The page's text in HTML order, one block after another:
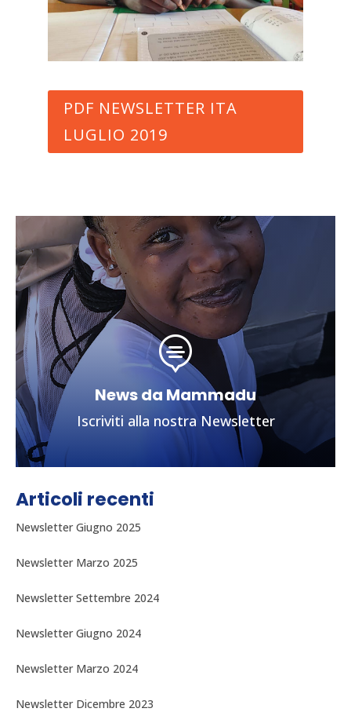
PDF NEWSLETTER ITA
LUGLIO 2019

News da Mammadu
Iscriviti alla nostra Newsletter
Aggiornamenti sulle attività del Centro
ISCRIZIONE ALLA NEWSLETTER
Articoli recenti
Newsletter Giugno 2025
Newsletter Marzo 2025
Newsletter Settembre 2024
Newsletter Giugno 2024
Newsletter Marzo 2024
Newsletter Dicembre 2023